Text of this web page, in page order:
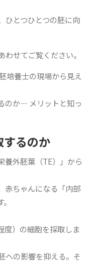
ひとつひとつの胚に向
せてご覧ください。
培養士の現場から見え
のか― メリットと知っ
するのか
養外胚葉（TE）」から
赤ちゃんになる「内部
度）の細胞を採取しま
への影響を抑える。そ